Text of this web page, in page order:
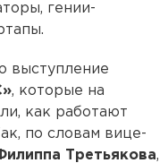
гении-
выступление
, которые на
как работают
по словам вице-
Третьякова,